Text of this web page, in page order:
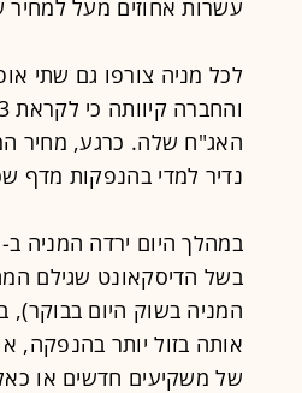
עשרות אחוזים מעל למחיר של 1.85 שביקשה בחברה
האג"ח שלה. כרגע, מחיר
נדיר למדי בהנפקות מדף
המניה בשוק היום בבוקר),
אותה בזול יותר בהנפקה,
של משקיעים חדשים או